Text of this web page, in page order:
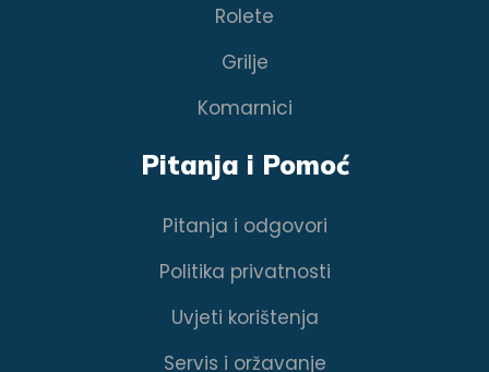
Rolete
Grilje
Komarnici
Pitanja i Pomoć
Pitanja i odgovori
Politika privatnosti
Uvjeti korištenja
Servis i oržavanje